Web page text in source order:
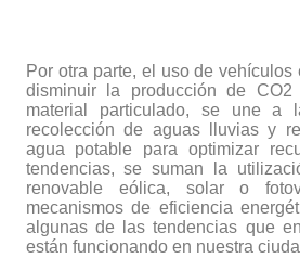
Por otra parte, el uso de vehículos
disminuir la producción de
material particulado, se une a
recolección de aguas lluvias y
agua potable para optimizar
tendencias, se suman la
renovable eólica, solar o
mecanismos de eficiencia
algunas de las tendencias que
están funcionando en nuestra